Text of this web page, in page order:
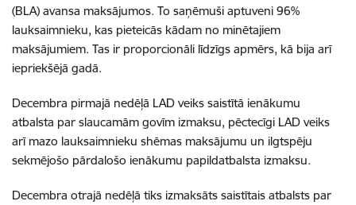
(BLA) avansa maksājumos. To saņēmuši aptuveni 96%
lauksaimnieku, kas pieteicās kādam no minētajiem
maksājumiem. Tas ir proporcionāli līdzīgs apmērs, kā bija arī
iepriekšējā gadā.
Decembra pirmajā nedēļā LAD veiks saistītā ienākumu
atbalsta par slaucamām govīm izmaksu, pēctecīgi LAD veiks
arī mazo lauksaimnieku shēmas maksājumu un ilgtspēju
sekmējošo pārdalošo ienākumu papildatbalsta izmaksu.
Decembra otrajā nedēļā tiks izmaksāts saistītais atbalsts par